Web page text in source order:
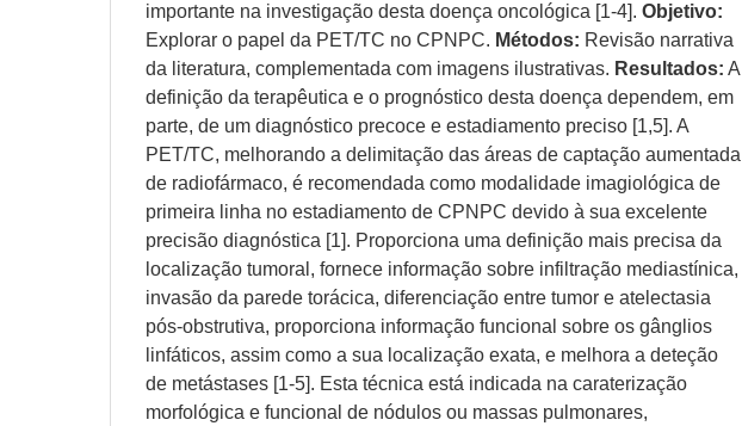
importante na investigação desta doença oncológica [1-4]. Objetivo:
Explorar o papel da PET/TC no CPNPC. Métodos: Revisão narrativa
da literatura, complementada com imagens ilustrativas. Resultados: A
definição da terapêutica e o prognóstico desta doença dependem, em
parte, de um diagnóstico precoce e estadiamento preciso [1,5]. A
PET/TC, melhorando a delimitação das áreas de captação aumentada
de radiofármaco, é recomendada como modalidade imagiológica de
primeira linha no estadiamento de CPNPC devido à sua excelente
precisão diagnóstica [1]. Proporciona uma definição mais precisa da
localização tumoral, fornece informação sobre infiltração mediastínica,
invasão da parede torácica, diferenciação entre tumor e atelectasia
pós-obstrutiva, proporciona informação funcional sobre os gânglios
linfáticos, assim como a sua localização exata, e melhora a deteção
de metástases [1-5]. Esta técnica está indicada na caraterização
morfológica e funcional de nódulos ou massas pulmonares,